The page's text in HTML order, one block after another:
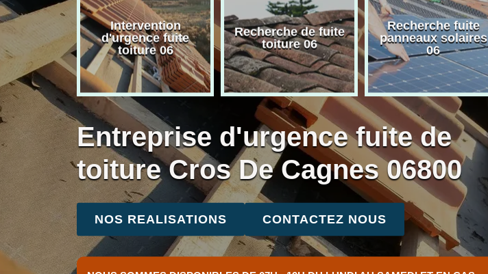
de
Intervention
d'urgence fuite
toiture 06
Recherche de fuite
toiture 06
Recherche fuite
panneaux solaires
06
Entreprise d'urgence fuite de
toiture Cros De Cagnes 06800
NOS REALISATIONS CONTACTEZ NOUS